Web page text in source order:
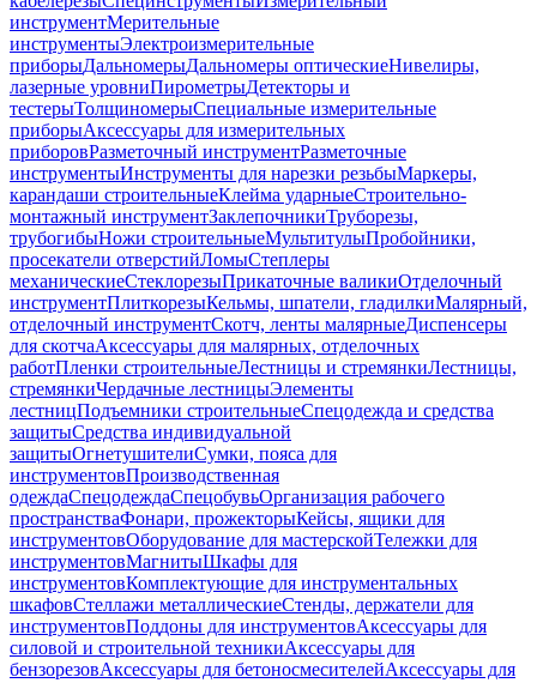
инструментМерительные
инструментыЭлектроизмерительные
приборыДальномерыДальномеры оптическиеНивелиры,
лазерные уровниПирометрыДетекторы и
тестерыТолщиномерыСпециальные измерительные
приборыАксессуары для измерительных
приборовРазметочный инструментРазметочные
инструментыИнструменты для нарезки резьбыМаркеры,
карандаши строительныеКлейма ударныеСтроительно-
монтажный инструментЗаклепочникиТруборезы,
трубогибыНожи строительныеМультитулыПробойники,
просекатели отверстийЛомыСтеплеры
механическиеСтеклорезыПрикаточные валикиОтделочный
инструментПлиткорезыКельмы, шпатели, гладилкиМалярный,
отделочный инструментСкотч, ленты малярныеДиспенсеры
для скотчаАксессуары для малярных, отделочных
работПленки строительныеЛестницы и стремянкиЛестницы,
стремянкиЧердачные лестницыЭлементы
лестницПодъемники строительныеСпецодежда и средства
защитыСредства индивидуальной
защитыОгнетушителиСумки, пояса для
инструментовПроизводственная
одеждаСпецодеждаСпецобувьОрганизация рабочего
пространстваФонари, прожекторыКейсы, ящики для
инструментовОборудование для мастерскойТележки для
инструментовМагнитыШкафы для
инструментовКомплектующие для инструментальных
шкафовСтеллажи металлическиеСтенды, держатели для
инструментовПоддоны для инструментовАксессуары для
силовой и строительной техникиАксессуары для
бензорезовАксессуары для бетоносмесителейАксессуары для